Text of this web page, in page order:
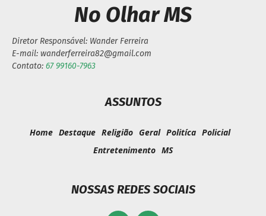
No Olhar MS
Diretor Responsável: Wander Ferreira
E-mail: wanderferreira82@gmail.com
Contato: 67 99160-7963
ASSUNTOS
Home Destaque Religião Geral Politíca Policial
Entretenimento MS
NOSSAS REDES SOCIAIS